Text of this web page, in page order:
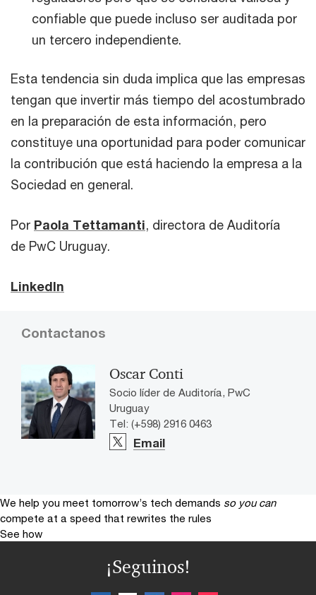
confiable que puede incluso ser auditada por
un tercero independiente.
Esta tendencia sin duda implica que las empresas
tengan que invertir más tiempo del acostumbrado
en la preparación de esta información, pero
constituye una oportunidad para poder comunicar
la contribución que está haciendo la empresa a la
Sociedad en general.
Por Paola Tettamanti, directora de Auditoría
de PwC Uruguay.
LinkedIn
Contactanos
Oscar Conti
Socio líder de Auditoría, PwC
Uruguay
Tel: (+598) 2916 0463
Email
We help you meet tomorrow’s tech demands so you can
compete at a speed that rewrites the rules
See how
¡Seguinos!